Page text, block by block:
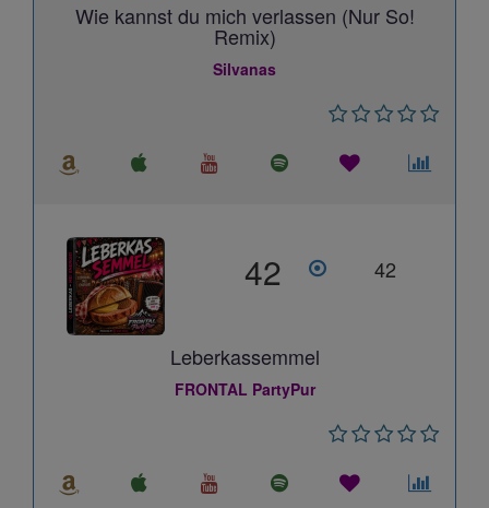
Wie kannst du mich verlassen (Nur So!
Remix)
Silvanas
42 42
Leberkassemmel
FRONTAL PartyPur